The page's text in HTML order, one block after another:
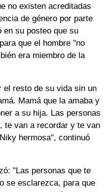
no existen acreditadas
de género por parte
su posteo que su
que el hombre "no
era miembro de la
el resto de su vida sin un
Mamá que la amaba y
a su hija. Las personas
te van a recordar y te van
hermosa", continuó
"Las personas que te
se esclarezca, para que